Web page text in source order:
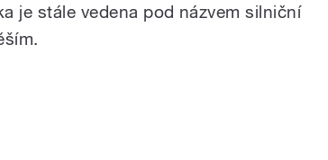
je stále vedena pod názvem silniční